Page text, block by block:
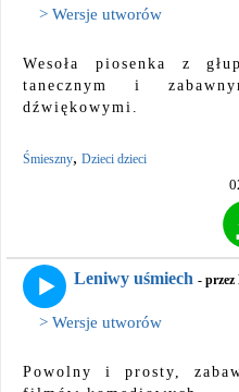
> Wersje utworów
Wesoła piosenka z
tanecznym i
dźwiękowymi.
Śmieszny, Dzieci dzieci
Leniwy uśmiech - przez
> Wersje utworów
Powolny i prosty,